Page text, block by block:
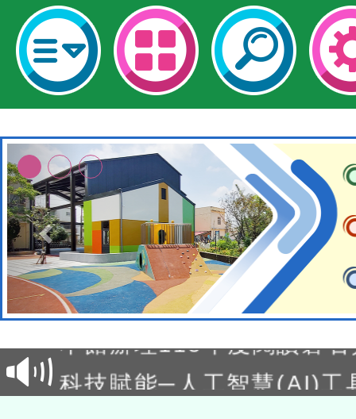
適應運動共學行動站研習
讀推動專業研習
科技賦能─人工智慧(AI)工